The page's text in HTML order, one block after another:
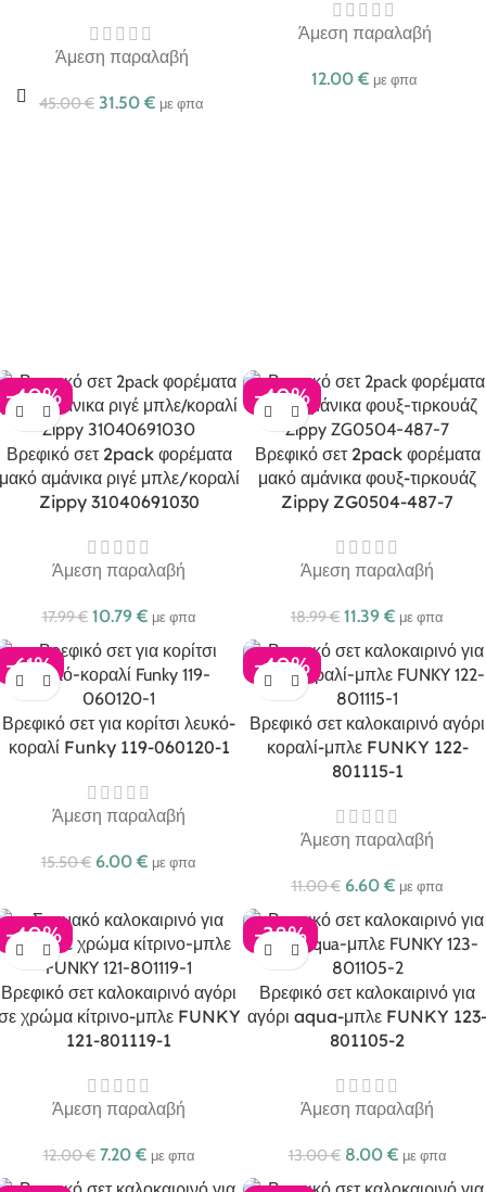
Άμεση παραλαβή
45.00€ 31.50 € με φπα
Άμεση παραλαβή
12.00 € με φπα
-40%
Βρεφικό σετ 2pack φορέματα
αμάνικα ριγέ μπλε/κοραλί
Zippy 31040691030
Άμεση παραλαβή
17.99€ 10.79 € με φπα
-40%
Βρεφικό σετ 2pack φορέματα
μακό αμάνικα φουξ-τιρκουάζ
Zippy ZG0504-487-7
Άμεση παραλαβή
18.99€ 11.39 € με φπα
-61%
Βρεφικό σετ για κορίτσι λευκό-
κοραλί Funky 119-060120-1
Άμεση παραλαβή
15.50€ 6.00 € με φπα
-40%
Βρεφικό σετ καλοκαιρινό αγόρι
κοραλί-μπλε FUNKY 122-
801115-1
Άμεση παραλαβή
11.00€ 6.60 € με φπα
-40%
Βρεφικό σετ καλοκαιρινό αγόρι
χρώμα κίτρινο-μπλε FUNKY
121-801119-1
Άμεση παραλαβή
12.00€ 7.20 € με φπα
-38%
Βρεφικό σετ καλοκαιρινό για
αγόρι aqua-μπλε FUNKY 123-
801105-2
Άμεση παραλαβή
13.00€ 8.00 € με φπα